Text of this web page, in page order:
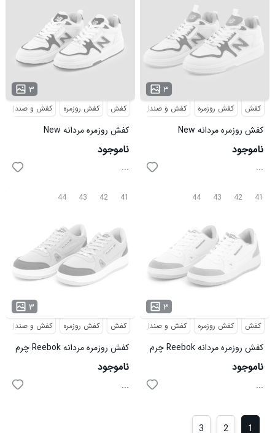
۳
کفش کفش روزمره کفش و صندل
کفش روزمره مردانه New
Balance مدل 48873
ناموجود
...
۳
کفش کفش روزمره کفش و صندل
کفش روزمره مردانه New
Balance مدل 48874
ناموجود
...
41
42
43
44
۳
کفش کفش روزمره کفش و صندل
کفش روزمره مردانه Reebok چرم
مصنوعی مدل 48918
ناموجود
...
41
42
43
44
۳
کفش کفش روزمره کفش و صندل
کفش روزمره مردانه Reebok چرم
مصنوعی مدل 48919
ناموجود
...
1
2
3